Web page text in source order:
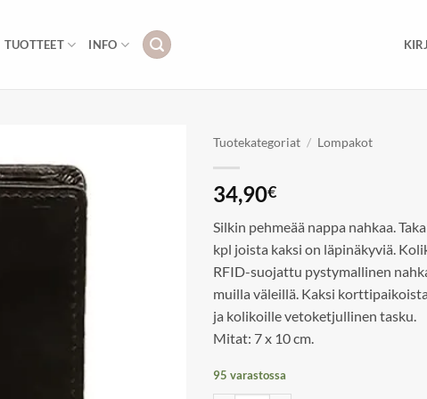
TUOTTEET INFO
Tuotekategoriat / Lompakot
34,90€
Silkin pehmeää nappa nahkaa.
kpl joista kaksi on läpinäkyviä.
RFID-suojattu pystymallinen
muilla väleillä. Kaksi
ja kolikoille vetoketjullinen tasku.
Mitat: 7 x 10 cm.
95 varastossa